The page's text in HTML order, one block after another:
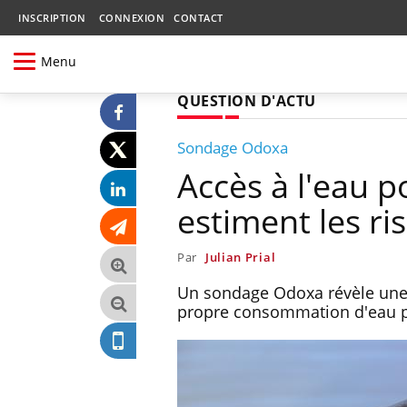
INSCRIPTION CONNEXION CONTACT
Menu
QUESTION D'ACTU
Sondage Odoxa
Accès à l'eau
estiment les
Par Julian Prial
Un sondage Odoxa révèle
propre consommation d'eau